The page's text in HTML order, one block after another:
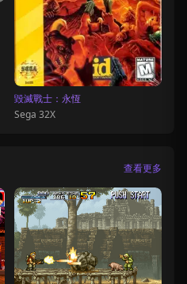
毀滅戰士：永恆
Sega 32X
查看更多